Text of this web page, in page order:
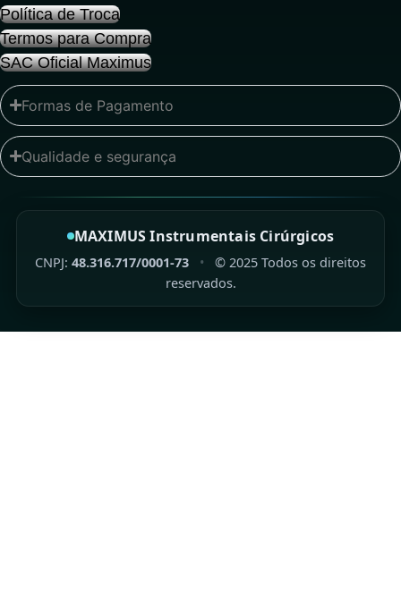
Política de Troca
Termos para Compra
SAC Oficial Maximus
Formas de Pagamento
Qualidade e segurança
MAXIMUS Instrumentais Cirúrgicos
CNPJ: 48.316.717/0001-73 • © 2025 Todos os direitos
reservados.